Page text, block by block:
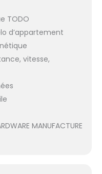
TODO
d’appartement
vitesse,
MANUFACTURE